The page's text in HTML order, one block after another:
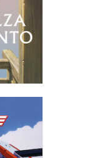
agli esseri
altri animali meno
il loro
circostante
suburbana.